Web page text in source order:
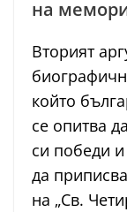
на
Вторият
който
се опитва
си победи
да
на „Св.